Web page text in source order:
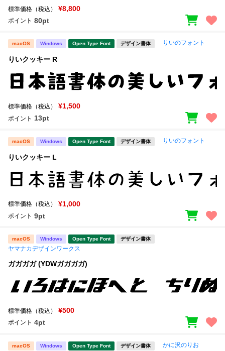
標準価格（税込） ¥8,800
ポイント 80pt
macOS Windows Open Type Font デザイン書体 りいのフォント
りいクッキー R
標準価格（税込） ¥1,500
ポイント 13pt
macOS Windows Open Type Font デザイン書体 りいのフォント
りいクッキー L
標準価格（税込） ¥1,000
ポイント 9pt
macOS Windows Open Type Font デザイン書体
ヤマナカデザインワークス
ガガガガ (YDWガガガガ)
標準価格（税込） ¥500
ポイント 4pt
macOS Windows Open Type Font デザイン書体 かに沢のりお